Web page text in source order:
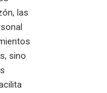
las
sino